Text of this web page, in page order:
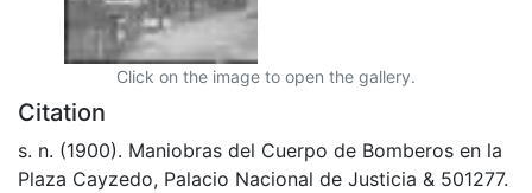
Click on the image to open the gallery.
Citation
s. n. (1900). Maniobras del Cuerpo de Bomberos en la
Plaza Cayzedo, Palacio Nacional de Justicia & 501277.